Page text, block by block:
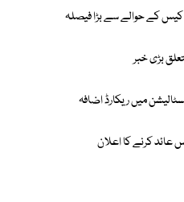
کیس کے حوالے سے بڑا فیصلہ
بڑی خبر